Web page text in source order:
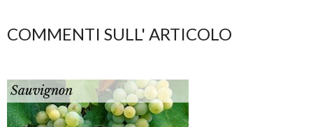
COMMENTI SULL' ARTICOLO
Sauvignon